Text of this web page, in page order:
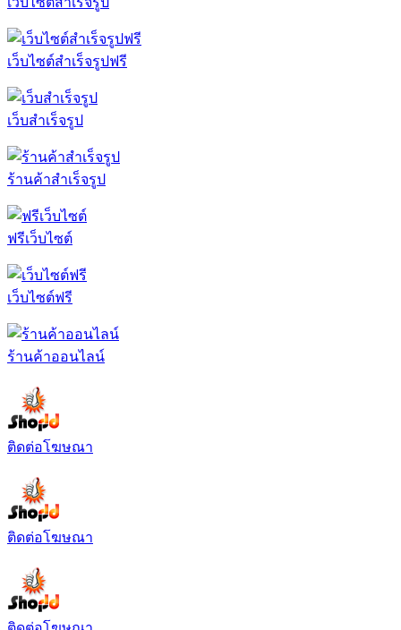
เว็บไซต์สำเร็จรูป
เว็บไซต์สำเร็จรูปฟรี
เว็บสำเร็จรูป
ร้านค้าสำเร็จรูป